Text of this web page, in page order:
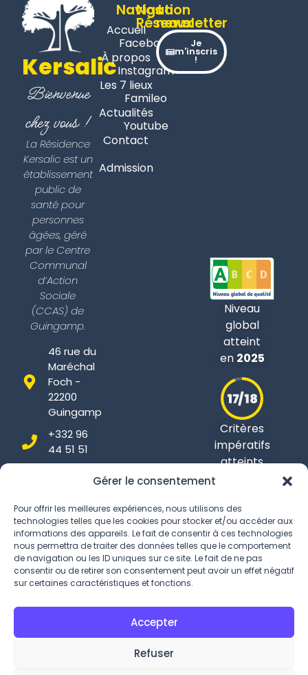
Gérer le consentement
Pour offrir les meilleures expériences, nous utilisons des
technologies telles que les cookies pour stocker et/ou accéder aux
informations des appareils. Le fait de consentir à ces technologies
nous permettra de traiter des données telles que le comportement
de navigation ou les ID uniques sur ce site. Le fait de ne pas
consentir ou de retirer son consentement peut avoir un effet négatif
sur certaines caractéristiques et fonctions.
Accepter
Refuser
Kersalic
Bienvenue
chez vous !
La Résidence
Kersalic est un
établissement
public de
santé pour
personnes
âgées, géré
par le Centre
Communal
d’Action
Sociale
(CCAS) de
Guingamp.
46 rue du
Maréchal
Foch -
22200
Guingamp
+332 96
44 51 51
Navigation
Accueil
À propos
Les 7 lieux
Actualités
Contact
Admission
Nos
Réseaux
Facebook
Instagram
Famileo
Youtube
La
newsletter
Je
m'inscris
!
Niveau
global
atteint
en 2025
Critères
impératifs
atteints
Conditions Générales
Politique de confidentialité
Gestion des Cookies